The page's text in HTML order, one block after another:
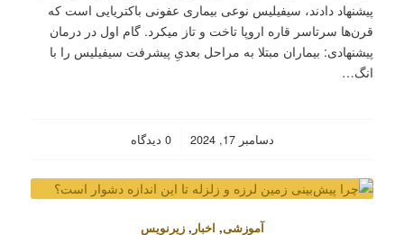
پیشنهاد دادند، سيفيليس نوعی بیماری عفونی باکتریایی است که
قرن‌ها سرتاسر قاره اروپا تاخت و تاز میکرد. گام اول در درمان
پیشنهادی: بیماران مبتلا به مراحل بعدیِ پیشرفت سیفیلیس را با
انگ…
دسامبر 17, 2024 0 دیدگاه
آموزشی, اخبار ,زیرنویس